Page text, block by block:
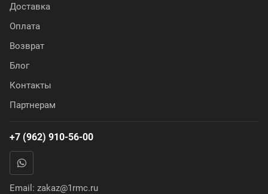
Доставка
Оплата
Возврат
Блог
Контакты
Партнерам
+7 (962) 910-56-00
Email: zakaz@1rmc.ru